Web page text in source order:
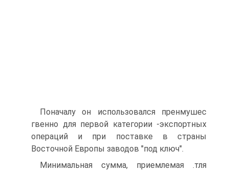
Поначалу он использовался пренмушес
гвенно для первой категории -экспортных
операций и при поставке в страны
Восточной Европы заводов "под ключ".
Минимальная сумма, приемлемая .тля